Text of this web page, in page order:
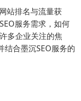
站排名与流量获
服务需求，如何
多企业关注的焦
结合墨沉SEO服务的